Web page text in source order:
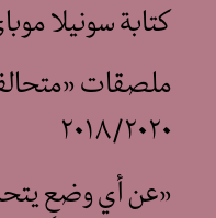
كتابة سونيلا موباي،
ملصقات
٢٠١٨/٢٠٢٠
«عن أي وضعٍ